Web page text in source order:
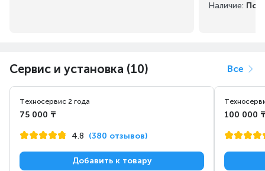
Наличие: Под
Сервис и установка (10) Все
Техносервис 2 года
75 000 ₸
4.8 (380 отзывов)
Добавить к товару
100 000